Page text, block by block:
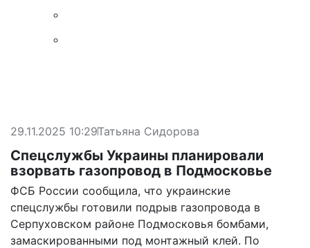
29.11.2025 10:29Татьяна Сидорова
Спецслужбы Украины планировали
взорвать газопровод в Подмосковье
ФСБ России сообщила, что украинские
спецслужбы готовили подрыв газопровода в
Серпуховском районе Подмосковья бомбами,
замаскированными под монтажный клей. По